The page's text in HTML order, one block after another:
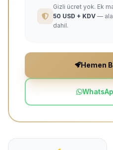
Gizli ücret yok. Ek
50 USD + KDV —
dahil.
Hemen